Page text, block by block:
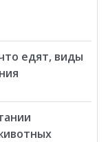
едят, виды